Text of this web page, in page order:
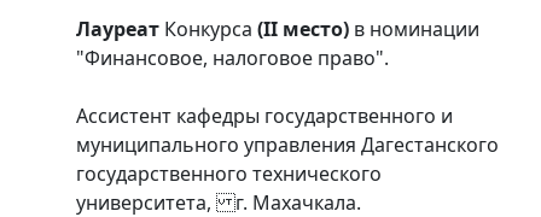
Лауреат Конкурса (II место) в номинации
"Финансовое, налоговое право".
Ассистент кафедры государственного и
муниципального управления Дагестанского
государственного технического
университета, г. Махачкала.